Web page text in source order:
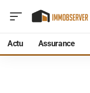
Actu Assurance